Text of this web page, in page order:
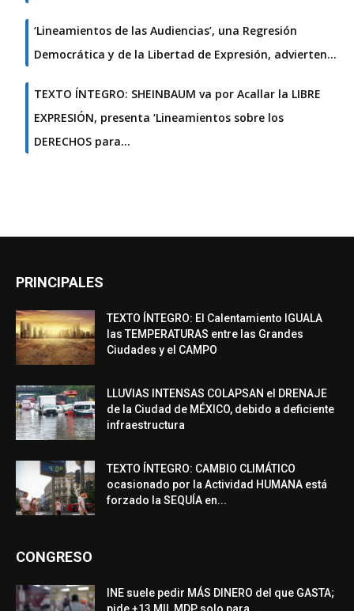
‘Lineamientos de las Audiencias’, una Regresión
Democrática y de la Libertad de Expresión, advierten…
TEXTO ÍNTEGRO: SHEINBAUM va por Acallar la LIBRE
EXPRESIÓN, presenta ‘Lineamientos sobre los
DERECHOS para…
PRINCIPALES
TEXTO ÍNTEGRO: El Calentamiento IGUALA
las TEMPERATURAS entre las Grandes
Ciudades y el CAMPO
LLUVIAS INTENSAS COLAPSAN el DRENAJE
de la Ciudad de MÉXICO, debido a deficiente
infraestructura
TEXTO ÍNTEGRO: CAMBIO CLIMÁTICO
ocasionado por la Actividad HUMANA está
forzado la SEQUÍA en...
CONGRESO
INE suele pedir MÁS DINERO del que GASTA;